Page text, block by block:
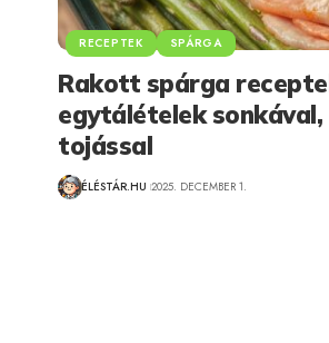
RECEPTEK SPÁRGA
Rakott spárga
egytálételek sonkával,
tojással
ÉLÉSTÁR.HU 2025. DECEMBER 1.